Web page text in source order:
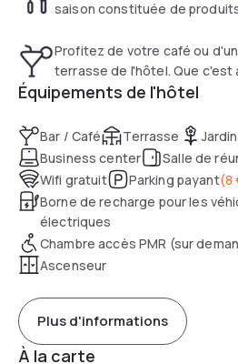
saison constituée de
Profitez de votre café ou
terrasse de l'hôtel. Que c'est
Équipements de l'hôtel
Bar / Café Terrasse
Jardin
Business center
Salle de
Wifi gratuit
Parking payant(8
Borne de recharge pour les
électriques
Chambre accès PMR (sur
Ascenseur
Plus d'informations
À la carte